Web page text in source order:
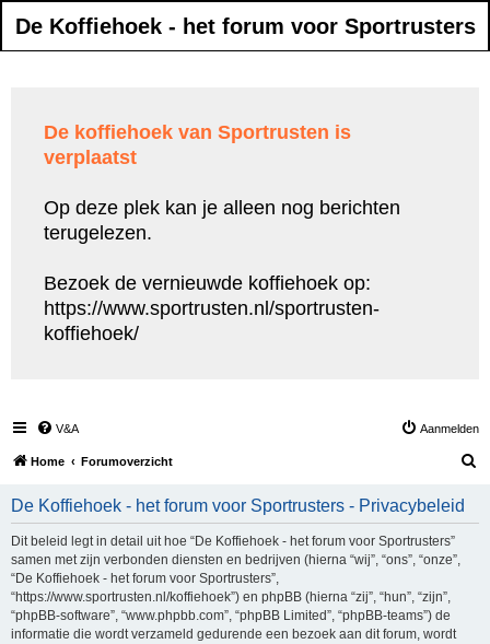
De Koffiehoek - het forum voor Sportrusters
De koffiehoek van Sportrusten is
verplaatst
Op deze plek kan je alleen nog berichten
terugelezen.
Bezoek de vernieuwde koffiehoek op:
https://www.sportrusten.nl/sportrusten-
koffiehoek/
V&A Aanmelden
Home Forumoverzicht
De Koffiehoek - het forum voor Sportrusters - Privacybeleid
Dit beleid legt in detail uit hoe “De Koffiehoek - het forum voor Sportrusters”
samen met zijn verbonden diensten en bedrijven (hierna “wij”, “ons”, “onze”,
“De Koffiehoek - het forum voor Sportrusters”,
“https://www.sportrusten.nl/koffiehoek”) en phpBB (hierna “zij”, “hun”, “zijn”,
“phpBB-software”, “www.phpbb.com”, “phpBB Limited”, “phpBB-teams”) de
informatie die wordt verzameld gedurende een bezoek aan dit forum, wordt